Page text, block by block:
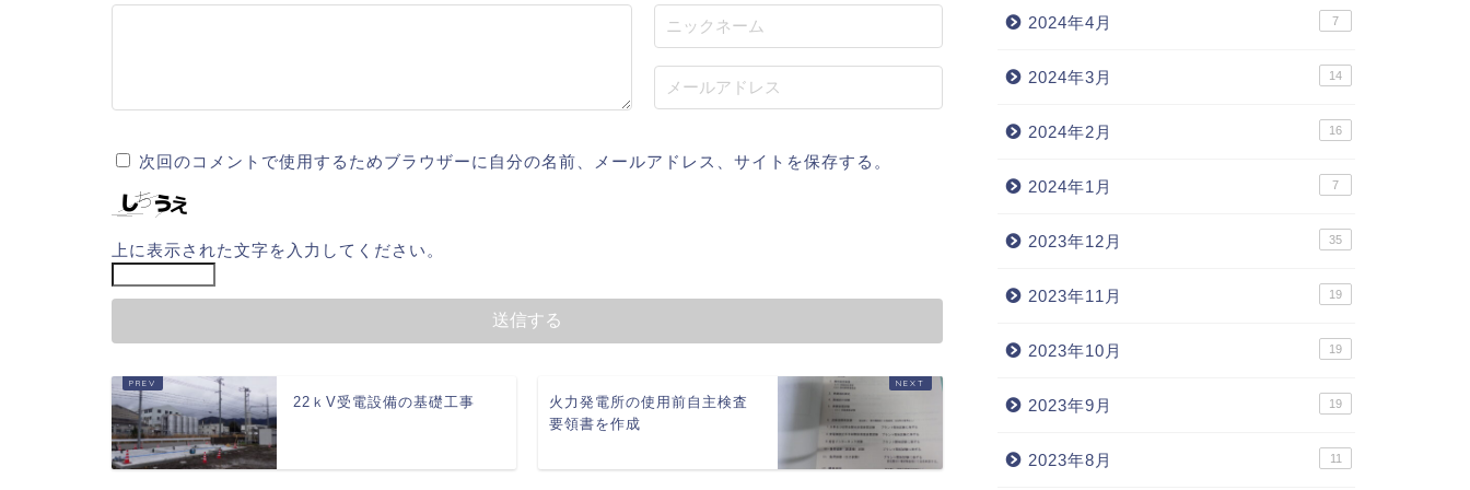
次回のコメントで使用するためブラウザーに自分の名前、メールアドレス、サイトを保存する。
上に表示された文字を入力してください。
22ｋV受電設備の基礎工事
火力発電所の使用前自主検査
要領書を作成
2024年4月 7
2024年3月 14
2024年2月 16
2024年1月 7
2023年12月 35
2023年11月 19
2023年10月 19
2023年9月 19
2023年8月 11